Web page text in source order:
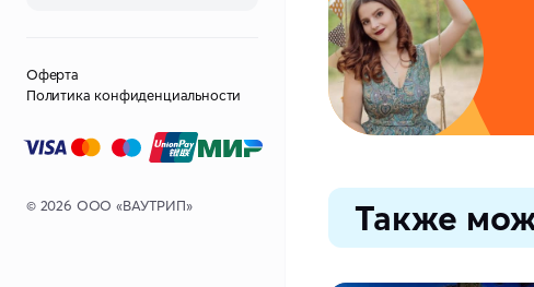
Оферта
Политика конфиденциальности
© 2026 ООО «ВАУТРИП» Также